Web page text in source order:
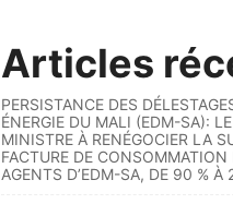
Articles
PERSISTANCE DES
ÉNERGIE DU MALI (EDM-SA):
MINISTRE À RENÉGOCIER LA
FACTURE DE CONSOMMATION
AGENTS D’EDM-SA, DE 90 % À